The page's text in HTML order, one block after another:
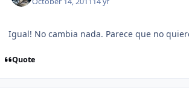
Igual! No cambia nada. Parece que no
Quote